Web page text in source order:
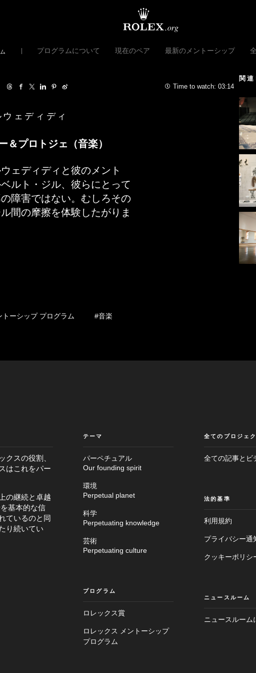
メ
フ
プログラムについて 現在のペア 最新のメントーシップ
Time to watch: 03:14
ェディディ
＆プロトジェ（音楽）
ェディディと彼のメント
ルト・ジル、彼らにとって
障害ではない。むしろその
間の摩擦を体験したがりま
関連
ーシップ プログラム #音楽
クスの役割、
はこれをパー
の継続と卓越
基本的な信
ているのと同
り続いてい
テーマ
パーペチュアル
Our founding spirit
環境
Perpetual planet
科学
Perpetuating knowledge
芸術
Perpetuating culture
プログラム
ロレックス賞
ロレックス メントーシップ
プログラム
全てのプロジェ
全ての記事とビ
法的基準
利用規約
プライバシー通
クッキーポリシ
ニュースルーム
ニュースルーム